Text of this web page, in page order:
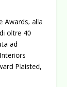
Awards, alla
oltre 40
ad
Plaisted,